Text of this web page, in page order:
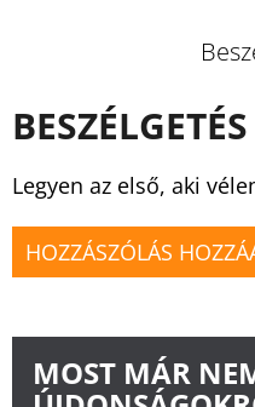
BESZÉLGETÉS
Legyen az első, aki
HOZZÁSZÓLÁS
MOST MÁR